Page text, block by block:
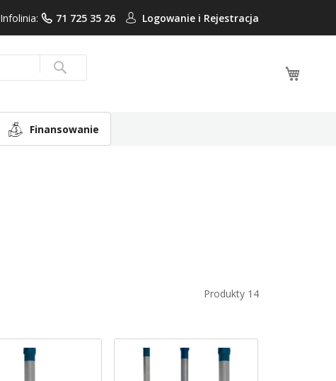
Infolinia: 71 725 35 26 Logowanie i Rejestracja
Search
Finansowanie
Produkty 14